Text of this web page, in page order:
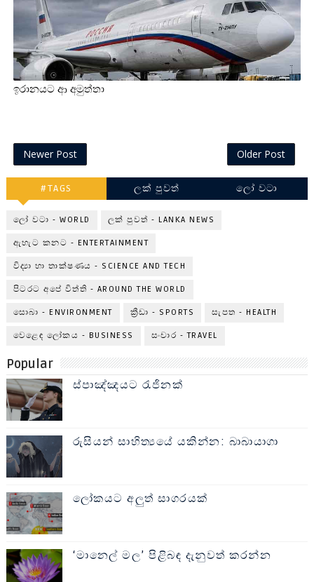
ඉරානයට ආ අමුත්තා
Newer Post Older Post
#TAGS ලක් පුවත් ලෝ වටා
ලෝ වටා - WORLD ලක් පුවත් - LANKA NEWS
ඇහැට කනට - ENTERTAINMENT
විද්‍යා හා තාක්ෂණය - SCIENCE AND TECH
පිටරට අපේ විත්ති - AROUND THE WORLD
සොබා - ENVIRONMENT ක්‍රීඩා - SPORTS සැපත - HEALTH
වෙළෙඳ ලෝකය - BUSINESS සංචාර - TRAVEL
Popular
ස්පාඤ්ඤයට රැජිනක්
රුසියන් සාහිත්‍යයේ යකින්න: බාබායාගා
ලෝකයට අලුත් සාගරයක්
‘මානෙල් මල’ පිළිබඳ දැනුවත් කරන්න